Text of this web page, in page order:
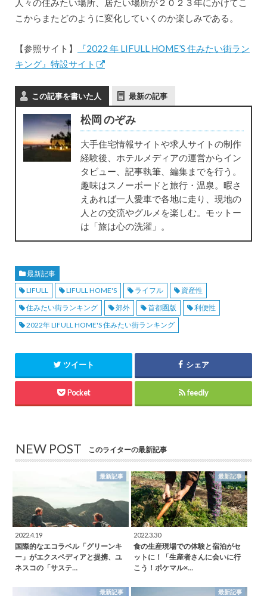
人々の住みたい場所、居たい場所が２０２３年にかけてこ
こからまたどのように変化していくのか楽しみである。
【参照サイト】
『2022 年 LIFULL HOME’S 住みたい街ラン
キング』特設サイト
この記事を書いた人 最新の記事
松岡 のぞみ
大手住宅情報サイトや求人サイトの制作
経験後、ホテルメディアの運営からイン
タビュー、記事執筆、編集までを行う。
趣味はスノーボードと旅行・温泉。暇さ
えあれば一人愛車で各地に走り、現地の
人との交流やグルメを楽しむ。モットー
は「旅は心の洗濯」。
最新記事
LIFULL
LIFULL HOME'S ライフル
資産性
住みたい街ランキング
郊外 首都圏版
利便性
2022年 LIFULL HOME'S 住みたい街ランキング
ツイート シェア
Pocket feedly
NEW POST このライターの最新記事
最新記事
2022.4.19
国際的なエコラベル「グリーンキ
ー」がエクスペディアと提携、ユ
ネスコの「サステ…
最新記事
2022.3.30
食の生産現場での体験と宿泊がセ
ットに！「生産者さんに会いに行
こう！ポケマル×…
最新記事 最新記事